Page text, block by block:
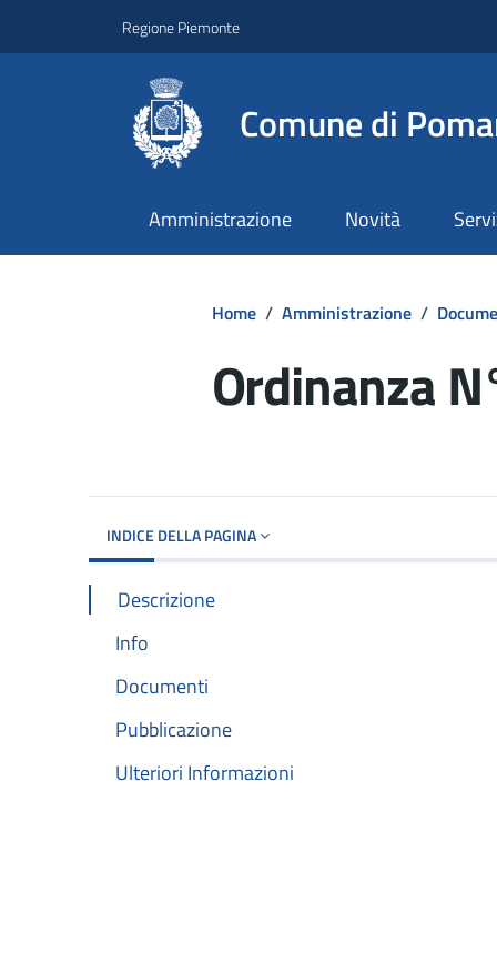
Regione Piemonte
Comune di
Amministrazione Novità
Home / Amministrazione /
Ordinanza
INDICE DELLA PAGINA
Descrizione
Info
Documenti
Pubblicazione
Ulteriori Informazioni